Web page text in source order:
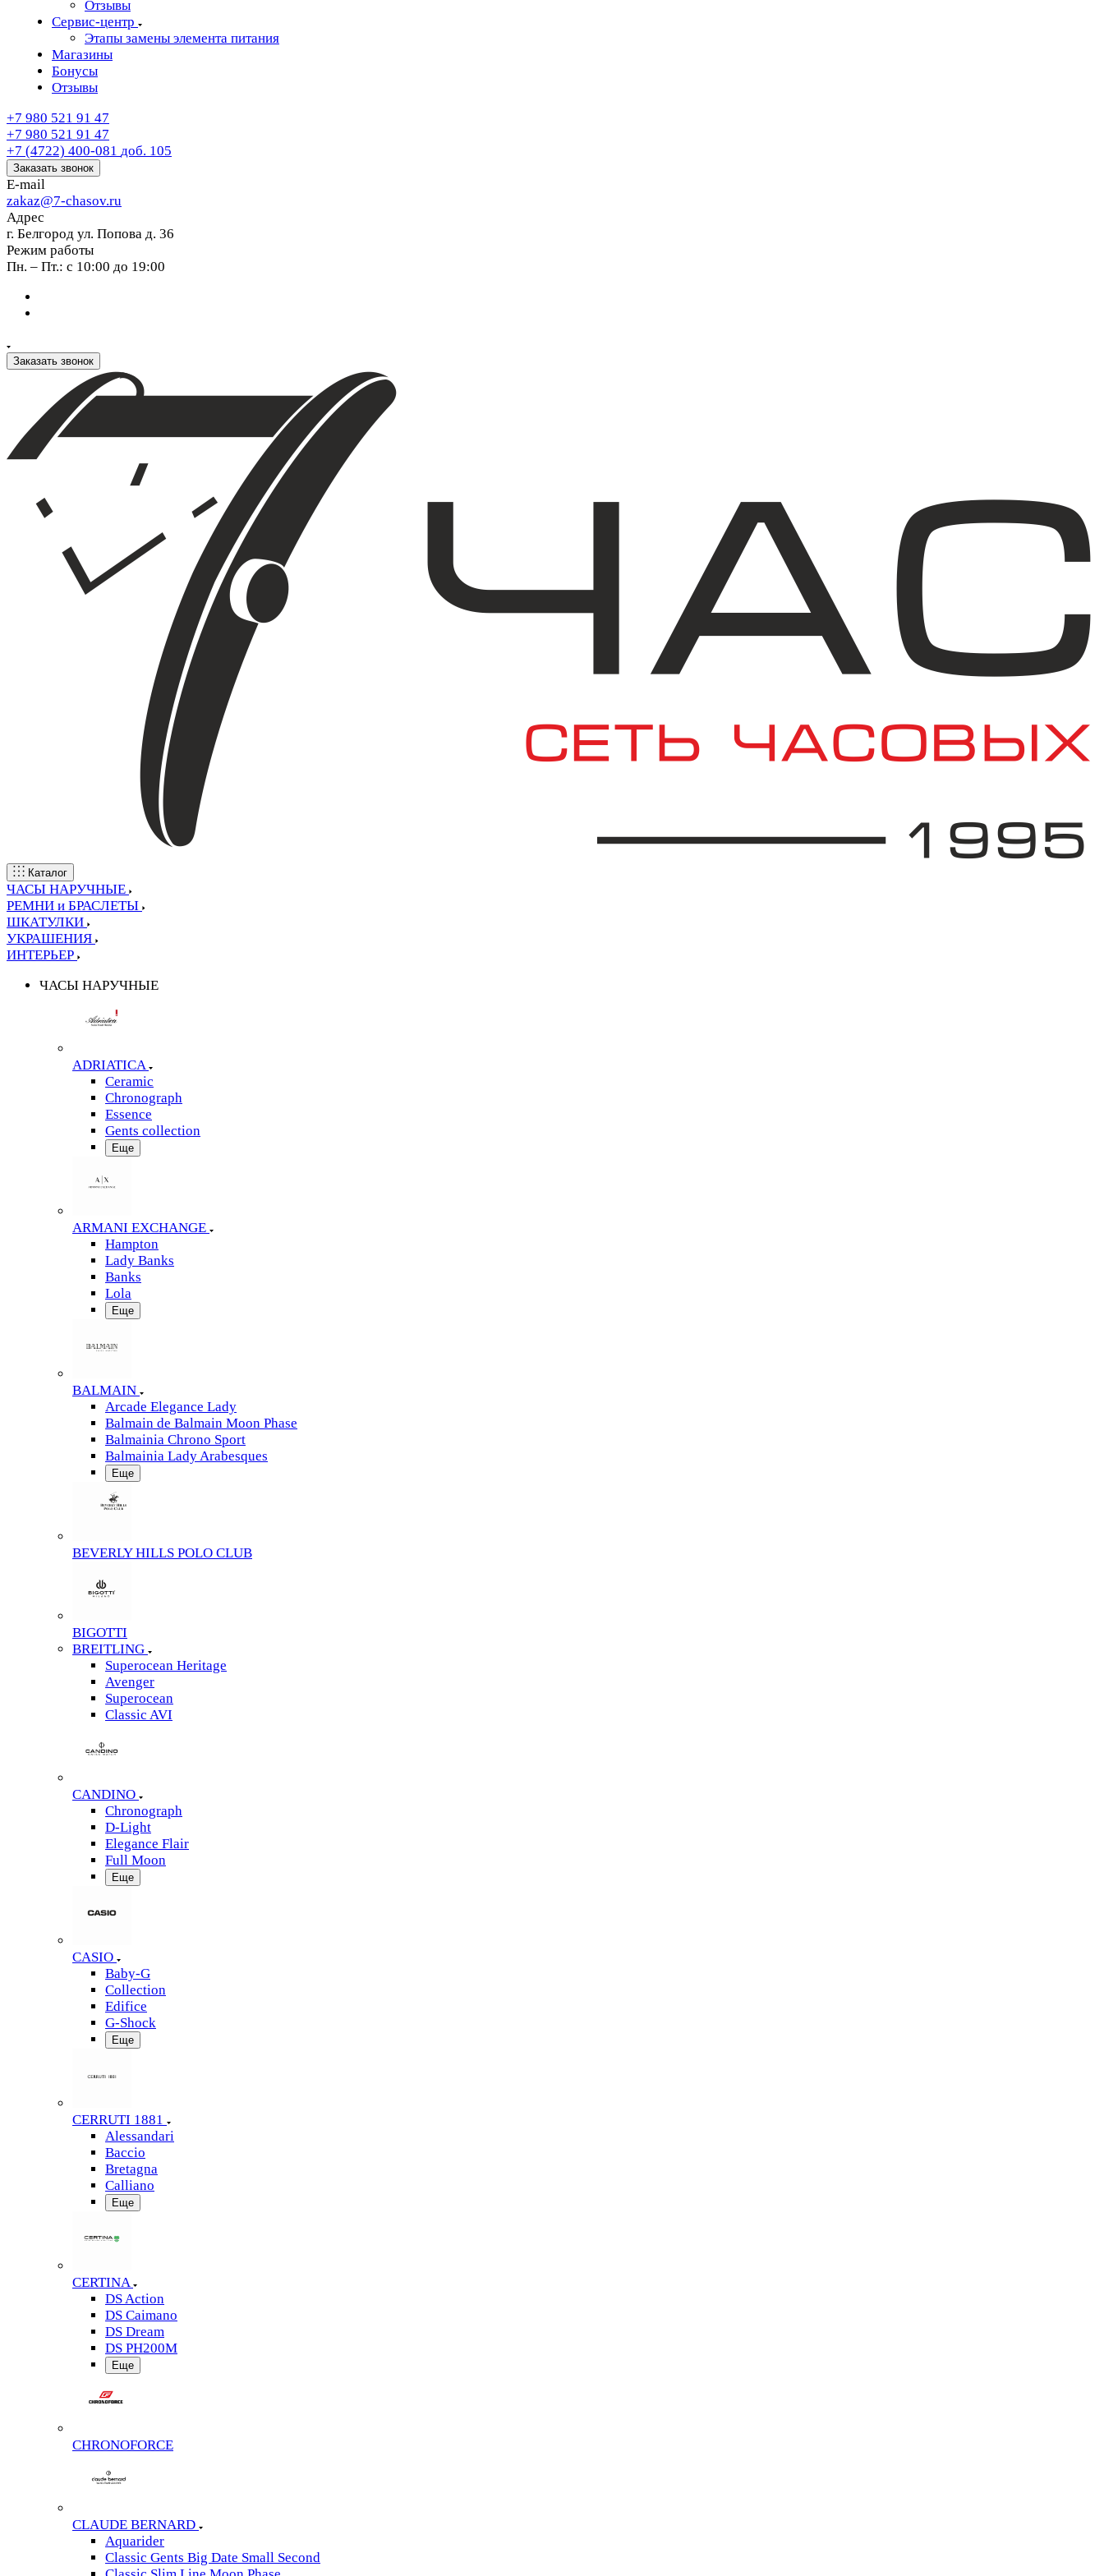
Отзывы
Сервис-центр
Этапы замены элемента питания
Магазины
Бонусы
Отзывы
+7 980 521 91 47
+7 980 521 91 47
+7 (4722) 400-081 доб. 105
Заказать звонок
E-mail
zakaz@7-chasov.ru
Адрес
г. Белгород ул. Попова д. 36
Режим работы
Пн. – Пт.: с 10:00 до 19:00
Заказать звонок
Каталог
ЧАСЫ НАРУЧНЫЕ
РЕМНИ и БРАСЛЕТЫ
ШКАТУЛКИ
УКРАШЕНИЯ
ИНТЕРЬЕР
ЧАСЫ НАРУЧНЫЕ
ADRIATICA
Ceramic
Chronograph
Essence
Gents collection
Еще
ARMANI EXCHANGE
Hampton
Lady Banks
Banks
Lola
Еще
BALMAIN
Arcade Elegance Lady
Balmain de Balmain Moon Phase
Balmainia Chrono Sport
Balmainia Lady Arabesques
Еще
BEVERLY HILLS POLO CLUB
BIGOTTI
BREITLING
Superocean Heritage
Avenger
Superocean
Classic AVI
CANDINO
Chronograph
D-Light
Elegance Flair
Full Moon
Еще
CASIO
Baby-G
Collection
Edifice
G-Shock
Еще
CERRUTI 1881
Alessandari
Baccio
Bretagna
Calliano
Еще
CERTINA
DS Action
DS Caimano
DS Dream
DS PH200M
Еще
CHRONOFORCE
CLAUDE BERNARD
Aquarider
Classic Gents Big Date Small Second